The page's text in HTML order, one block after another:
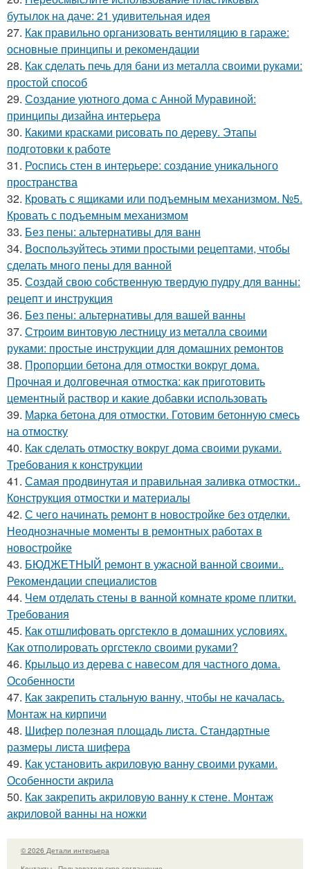
бутылок на даче: 21 удивительная идея
27. Как правильно организовать вентиляцию в гараже:
основные принципы и рекомендации
28. Как сделать печь для бани из металла своими руками:
простой способ
29. Создание уютного дома с Анной Муравиной:
принципы дизайна интерьера
30. Какими красками рисовать по дереву. Этапы
подготовки к работе
31. Роспись стен в интерьере: создание уникального
пространства
32. Кровать с ящиками или подъемным механизмом. №5.
Кровать с подъемным механизмом
33. Без пены: альтернативы для ванн
34. Воспользуйтесь этими простыми рецептами, чтобы
сделать много пены для ванной
35. Создай свою собственную твердую пудру для ванны:
рецепт и инструкция
36. Без пены: альтернативы для вашей ванны
37. Строим винтовую лестницу из металла своими
руками: простые инструкции для домашних ремонтов
38. Пропорции бетона для отмостки вокруг дома.
Прочная и долговечная отмостка: как приготовить
цементный раствор и какие добавки использовать
39. Марка бетона для отмостки. Готовим бетонную смесь
на отмостку
40. Как сделать отмостку вокруг дома своими руками.
Требования к конструкции
41. Самая продвинутая и правильная заливка отмостки..
Конструкция отмостки и материалы
42. С чего начинать ремонт в новостройке без отделки.
Неоднозначные моменты в ремонтных работах в
новостройке
43. БЮДЖЕТНЫЙ ремонт в ужасной ванной своими..
Рекомендации специалистов
44. Чем отделать стены в ванной комнате кроме плитки.
Требования
45. Как отшлифовать оргстекло в домашних условиях.
Как отполировать оргстекло своими руками?
46. Крыльцо из дерева с навесом для частного дома.
Особенности
47. Как закрепить стальную ванну, чтобы не качалась.
Монтаж на кирпичи
48. Шифер полезная площадь листа. Стандартные
размеры листа шифера
49. Как установить акриловую ванну своими руками.
Особенности акрила
50. Как закрепить акриловую ванну к стене. Монтаж
акриловой ванны на ножки
© 2026 Детали интерьера